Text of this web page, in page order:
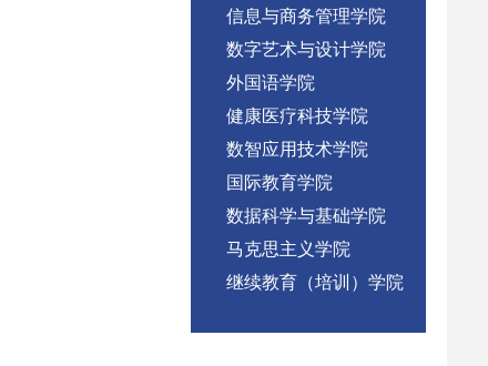
信息与商务管理学院
数字艺术与设计学院
外国语学院
健康医疗科技学院
数智应用技术学院
国际教育学院
数据科学与基础学院
马克思主义学院
继续教育（培训）学院